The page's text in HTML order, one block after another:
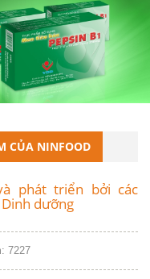
CỦA NINFOOD
phát triển bởi các
dưỡng
7227